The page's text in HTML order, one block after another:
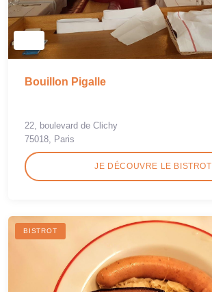
Bouillon Pigalle
22, boulevard de Clichy
75018, Paris
JE DÉCOUVRE LE BISTROT
BISTROT